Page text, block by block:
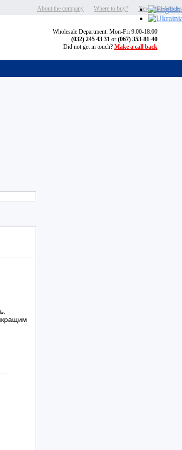
News and Articles
Where to buy?
About the company
Wholesale Department: Mon-Fri 9:00-18:00
(032) 245 43 31 or (067) 353-81-40
Did not get in touch? Make a call back